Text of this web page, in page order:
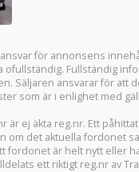
för annonsens
ofullständig. Fullständig
Säljaren ansvarar för att
som är i enlighet med
är ej äkta reg.nr. Ett
om det aktuella fordonet
fordonet är helt nytt eller
ett riktigt reg.nr av